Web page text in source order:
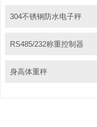
304不锈钢防水电子秤
RS485/232称重控制器
身高体重秤